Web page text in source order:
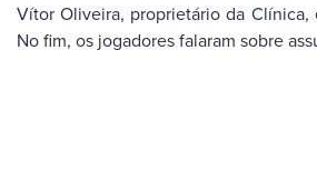
Vítor Oliveira, proprietário da Clínica,
No fim, os jogadores falaram sobre